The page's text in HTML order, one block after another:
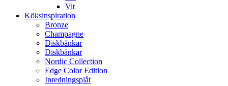
Vit
Köksinspiration
Bronze
Champagne
Diskbänkar
Diskbänkar
Nordic Collection
Edge Color Edition
Inredningsplåt